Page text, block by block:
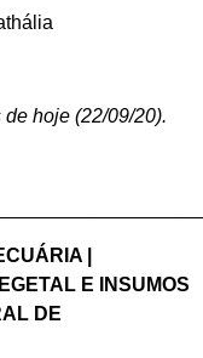
hoje (22/09/20).
|
E INSUMOS
DE